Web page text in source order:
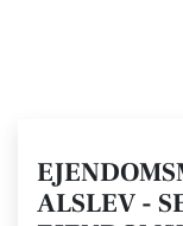
ALSLEV -